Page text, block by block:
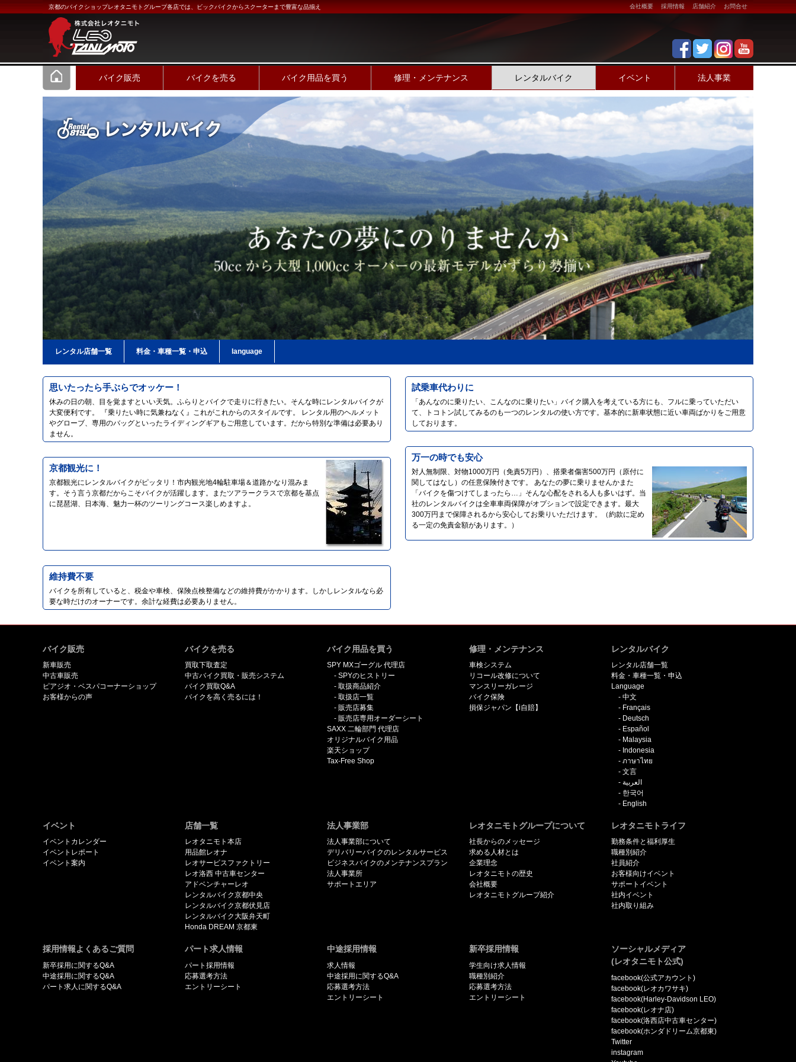
会社概要 採用情報 店舗紹介 お問合せ
京都のバイクショップレオタニモトグループ各店では、ビックバイクからスクーターまで豊富な品揃え
バイク販売 バイクを売る バイク用品を買う 修理・メンテナンス レンタルバイク イベント 法人事業
レンタル店舗一覧 料金・車種一覧・申込 language
思いたったら手ぶらでオッケー！
休みの日の朝、目を覚ますといい天気。ふらりとバイクで走りに行きたい。そんな時にレンタルバイクが
大変便利です。 『乗りたい時に気兼ねなく』これがこれからのスタイルです。 レンタル用のヘルメット
やグローブ、専用のバッグといったライディングギアもご用意しています。だから特別な準備は必要あり
ません。
京都観光に！
京都観光にレンタルバイクがピッタリ！市内観光地4輪駐車場＆道路かなり混みま
す。そう言う京都だからこそバイクが活躍します。またツアラークラスで京都を基点
に琵琶湖、日本海、魅力一杯のツーリングコース楽しめますよ。
維持費不要
バイクを所有していると、税金や車検、保険点検整備などの維持費がかかります。しかしレンタルなら必
要な時だけのオーナーです。余計な経費は必要ありません。
試乗車代わりに
「あんなのに乗りたい、こんなのに乗りたい」バイク購入を考えている方にも、フルに乗っていただい
て、トコトン試してみるのも一つのレンタルの使い方です。基本的に新車状態に近い車両ばかりをご用意
しております。
万一の時でも安心
対人無制限、対物1000万円（免責5万円）、搭乗者傷害500万円（原付に
関してはなし）の任意保険付きです。 あなたの夢に乗りませんかまた
「バイクを傷つけてしまったら…」そんな心配をされる人も多いはず。当
社のレンタルバイクは全車車両保障がオプションで設定できます。最大
300万円まで保障されるから安心してお乗りいただけます。（約款に定め
る一定の免責金額があります。）
バイク販売
新車販売
中古車販売
ピアジオ・ベスパコーナーショップ
お客様からの声
バイクを売る
買取下取査定
中古バイク買取・販売システム
バイク買取Q&A
バイクを高く売るには！
バイク用品を買う
SPY MXゴーグル 代理店
SPYのヒストリー
取扱商品紹介
取扱店一覧
販売店募集
販売店専用オーダーシート
SAXX 二輪部門 代理店
オリジナルバイク用品
楽天ショップ
Tax-Free Shop
修理・メンテナンス
車検システム
リコール改修について
マンスリーガレージ
バイク保険
損保ジャパン【i自賠】
レンタルバイク
レンタル店舗一覧
料金・車種一覧・申込
Language
中文
Français
Deutsch
Español
Malaysia
Indonesia
ภาษาไทย
文言
العربية
한국어
English
イベント
イベントカレンダー
イベントレポート
イベント案内
店舗一覧
レオタニモト本店
用品館レオナ
レオサービスファクトリー
レオ洛西 中古車センター
アドベンチャーレオ
レンタルバイク京都中央
レンタルバイク京都伏見店
レンタルバイク大阪弁天町
Honda DREAM 京都東
法人事業部
法人事業部について
デリバリーバイクのレンタルサービス
ビジネスバイクのメンテナンスプラン
法人事業所
サポートエリア
レオタニモトグループについて
社長からのメッセージ
求める人材とは
企業理念
レオタニモトの歴史
会社概要
レオタニモトグループ紹介
レオタニモトライフ
勤務条件と福利厚生
職種別紹介
社員紹介
お客様向けイベント
サポートイベント
社内イベント
社内取り組み
採用情報よくあるご質問
新卒採用に関するQ&A
中途採用に関するQ&A
パート求人に関するQ&A
パート求人情報
パート採用情報
応募選考方法
エントリーシート
中途採用情報
求人情報
中途採用に関するQ&A
応募選考方法
エントリーシート
新卒採用情報
学生向け求人情報
職種別紹介
応募選考方法
エントリーシート
ソーシャルメディア
(レオタニモト公式)
facebook(公式アカウント)
facebook(レオカワサキ)
facebook(Harley-Davidson LEO)
facebook(レオナ店)
facebook(洛西店中古車センター)
facebook(ホンダドリーム京都東)
Twitter
instagram